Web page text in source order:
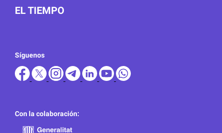
EL TIEMPO
Síguenos
Con la colaboración: